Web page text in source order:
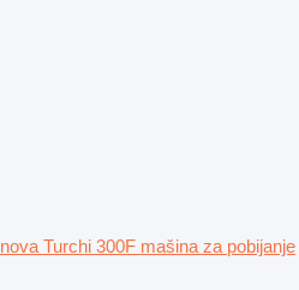
nova Turchi 300F mašina za pobijanje